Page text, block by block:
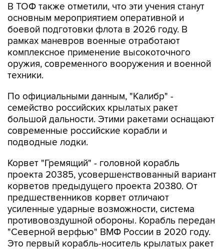
В ТОФ также отметили, что эти учения станут
основным мероприятием оперативной и
боевой подготовки флота в 2026 году. В
рамках маневров военные отработают
комплексное применение высокоточного
оружия, современного вооружения и военной
техники.
По официальными данным, "Калибр" -
семейство российских крылатых ракет
большой дальности. Этими ракетами оснащают
современные российские корабли и
подводные лодки.
Корвет "Гремящий" - головной корабль
проекта 20385, усовершенствованный вариант
корветов предыдущего проекта 20380. От
предшественников корвет отличают
усиленные ударные возможности, система
противовоздушной обороны. Корабль передан
"Северной верфью" ВМФ России в 2020 году.
Это первый корабль-носитель крылатых ракет